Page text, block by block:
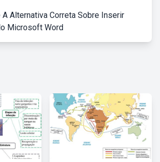
Alternativa Correta Sobre Inserir
Microsoft Word